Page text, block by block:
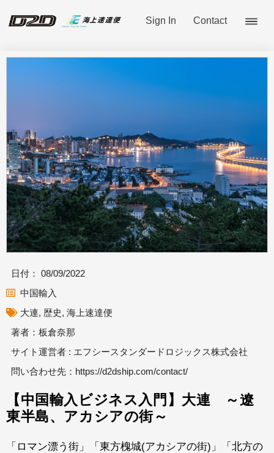
Sign In Contact
日付： 08/09/2022
中国輸入
大連, 歴史, 海上速達便
著者：板倉奈那
サイト運営者 : エフシースタンダードロジックス株式会社
問い合わせ先： https://d2dship.com/contact/
【中国輸入ビジネス入門】大連 ～遼
東半島、アカシアの街～
「ロマン漂う街」「東方槐城(アカシアの街)」「北方の